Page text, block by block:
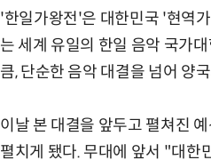
'한일가왕전'은 대한민국 '현역
는 세계 유일의 한일 음악 국가
큼, 단순한 음악 대결을 넘어 양
이날 본 대결을 앞두고 펼쳐진
펼치게 됐다. 무대에 앞서 "대한